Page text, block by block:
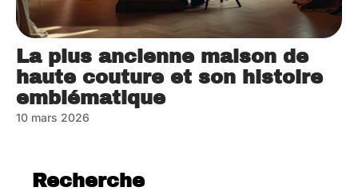
La plus ancienne maison de
haute couture et son histoire
emblématique
10 mars 2026
Recherche